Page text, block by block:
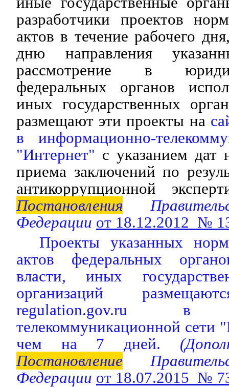
разработчики проектов
актов в течение рабочего
дню направления
рассмотрение в
федеральных органов
иных государственных
размещают эти проекты на
в информационно-
"Интернет" с указанием дат
приема заключений по
антикоррупционной
Постановления
Федерации от 18.12.2012 №
Проекты указанных
актов федеральных
власти, иных
организаций
regulation.gov.ru в
телекоммуникационной сети
чем на 7 дней.
Постановление
Федерации от 18.07.2015 №